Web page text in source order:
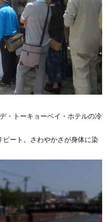
・トーキョーベイ・ホテルの冷
ート。さわやかさが身体に染